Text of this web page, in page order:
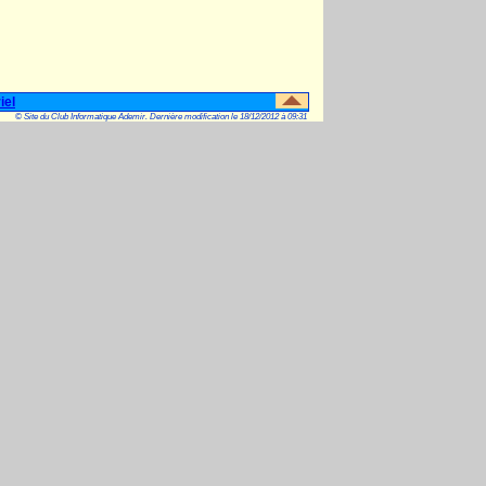
© Site du Club Informatique Ademir. Dernière modification le 18/12/2012 à 09:31